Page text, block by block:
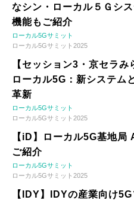
なシン・ローカル５Ｇシ
機能もご紹介
ローカル5Gサミット
ローカル5Gサミット2025
【セッション3・京セラ
ローカル5G：新システム
革新
ローカル5Gサミット
ローカル5Gサミット2025
【iD】ローカル5G基地
ご紹介
ローカル5Gサミット
ローカル5Gサミット2025
【IDY】IDYの産業向け